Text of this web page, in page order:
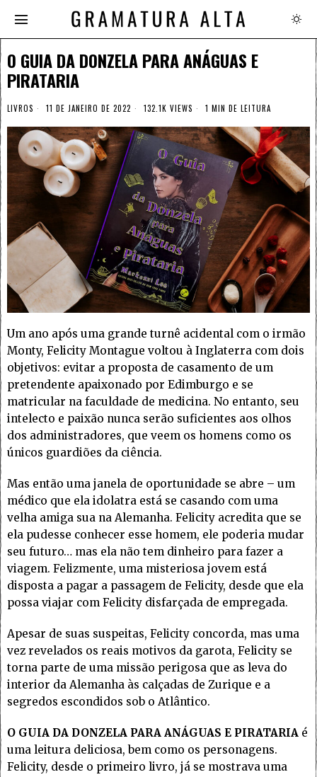
O GUIA DA DONZELA PARA ANÁGUAS E
PIRATARIA
LIVROS 11 DE JANEIRO DE 2022 132.1K VIEWS 1 MIN DE LEITURA
Um ano após uma grande turnê acidental com o irmão
Monty, Felicity Montague voltou à Inglaterra com dois
objetivos: evitar a proposta de casamento de um
pretendente apaixonado por Edimburgo e se
matricular na faculdade de medicina. No entanto, seu
intelecto e paixão nunca serão suficientes aos olhos
dos administradores, que veem os homens como os
únicos guardiões da ciência.
Mas então uma janela de oportunidade se abre – um
médico que ela idolatra está se casando com uma
velha amiga sua na Alemanha. Felicity acredita que se
ela pudesse conhecer esse homem, ele poderia mudar
seu futuro… mas ela não tem dinheiro para fazer a
viagem. Felizmente, uma misteriosa jovem está
disposta a pagar a passagem de Felicity, desde que ela
possa viajar com Felicity disfarçada de empregada.
Apesar de suas suspeitas, Felicity concorda, mas uma
vez revelados os reais motivos da garota, Felicity se
torna parte de uma missão perigosa que as leva do
interior da Alemanha às calçadas de Zurique e a
segredos escondidos sob o Atlântico.
O GUIA DA DONZELA PARA ANÁGUAS E PIRATARIA é
uma leitura deliciosa, bem como os personagens.
Felicity, desde o primeiro livro, já se mostrava uma